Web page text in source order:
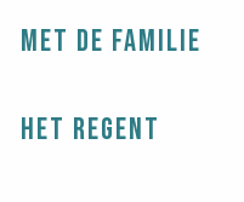
Met de familie
Het regent